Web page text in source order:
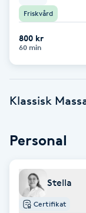
Barnklippning
BIAB
Bottenfärg
Brynformning
Brynfärgning
Brynplockning
Friskvård
800 kr
60 min
Klassisk
Personal
Stella
Certifikat